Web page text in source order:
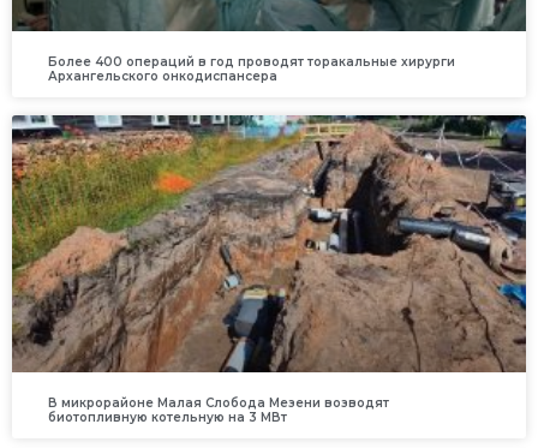
Более 400 операций в год проводят торакальные хирурги
Архангельского онкодиспансера
В микрорайоне Малая Слобода Мезени возводят
биотопливную котельную на 3 МВт